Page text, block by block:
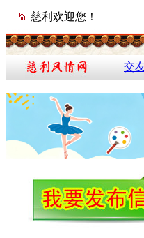
慈利欢迎您！
交